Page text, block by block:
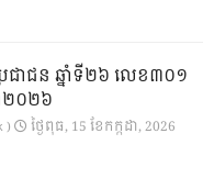
រជាជន ឆ្នាំទី២៦ លេខ៣០១
២០២៦
) ថ្ងៃ​ពុធ, 15 ខែ​កក្កដា, 2026